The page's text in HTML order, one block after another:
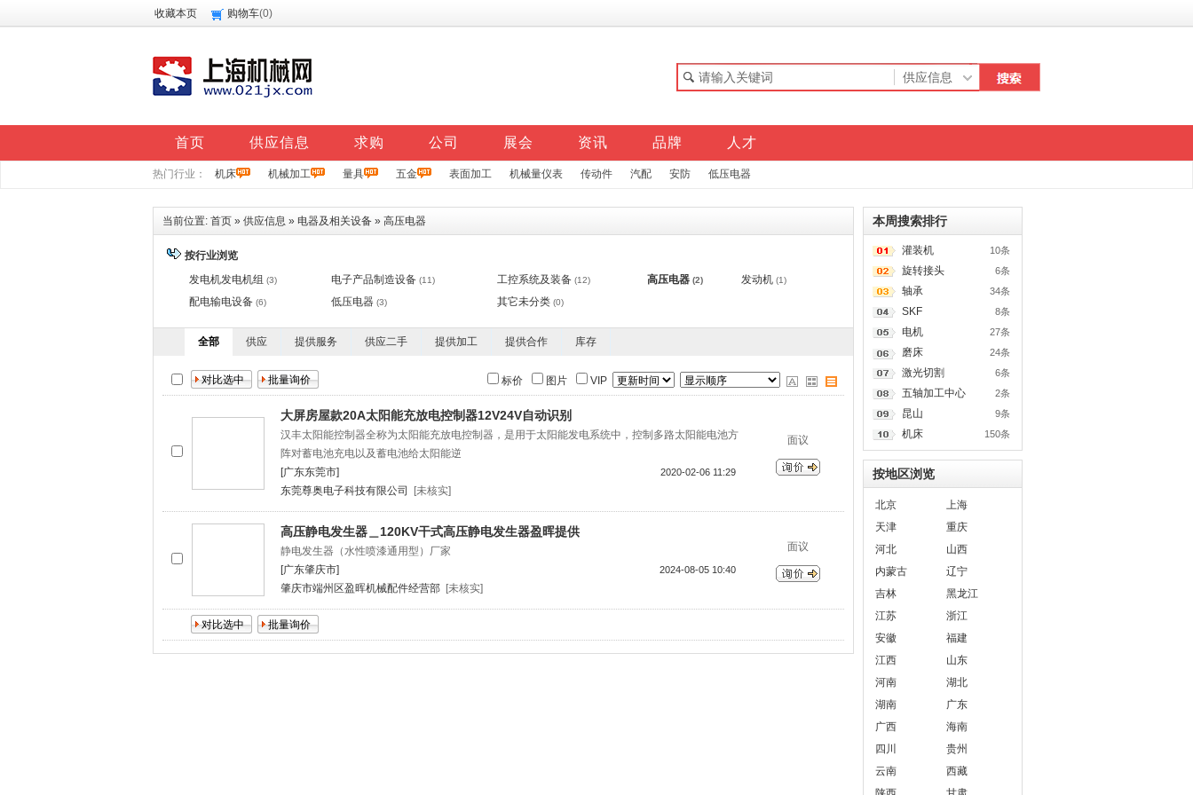
收藏本页 购物车(0)
首页 供应信息 求购 公司 展会 资讯 品牌 人才
热门行业： 机床 机械加工 量具 五金 表面加工 机械量仪表 传动件 汽配 安防 低压电器
当前位置: 首页 » 供应信息 » 电器及相关设备 » 高压电器
按行业浏览
发电机发电机组 (3) 电子产品制造设备 (11) 工控系统及装备 (12) 高压电器 (2) 发动机 (1)
配电输电设备 (6) 低压电器 (3) 其它未分类 (0)
全部 供应 提供服务 供应二手 提供加工 提供合作 库存
标价 图片 VIP
大屏房屋款20A太阳能充放电控制器12V24V自动识别
汉丰太阳能控制器全称为太阳能充放电控制器，是用于太阳能发电系统中，控制多路太阳能电池方
阵对蓄电池充电以及蓄电池给太阳能逆
2020-02-06 11:29
[广东东莞市]
东莞尊奥电子科技有限公司
[未核实]
面议
高压静电发生器＿120KV干式高压静电发生器盈晖提供
静电发生器（水性喷漆通用型）厂家
2024-08-05 10:40
[广东肇庆市]
肇庆市端州区盈晖机械配件经营部 [未核实]
面议
本周搜索排行
10条
灌装机
6条
旋转接头
34条
轴承
8条
SKF
27条
电机
24条
磨床
6条
激光切割
2条
五轴加工中心
9条
昆山
150条
机床
按地区浏览
北京
上海
天津
重庆
河北
山西
内蒙古
辽宁
吉林
黑龙江
江苏
浙江
安徽
福建
江西
山东
河南
湖北
湖南
广东
广西
海南
四川
贵州
云南
西藏